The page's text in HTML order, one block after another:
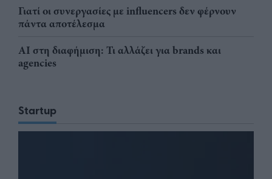
Γιατί οι συνεργασίες με influencers δεν φέρνουν
πάντα αποτέλεσμα
AI στη διαφήμιση: Τι αλλάζει για brands και
agencies
Startup